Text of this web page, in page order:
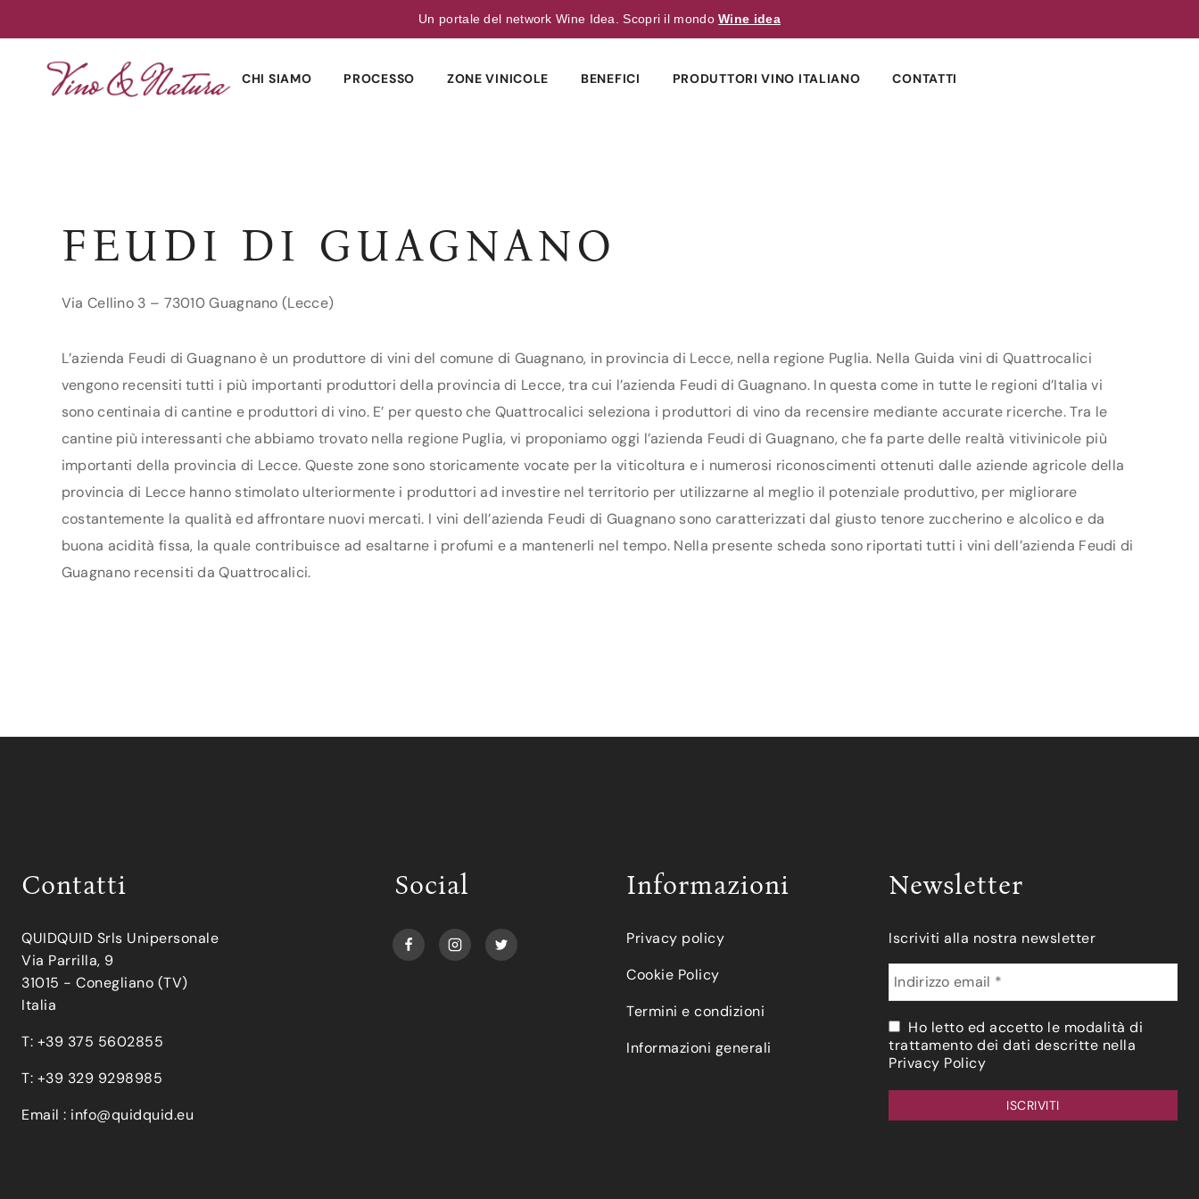
Un portale del network Wine Idea. Scopri il mondoWine idea
CHI SIAMO PROCESSO ZONE VINICOLE BENEFICI PRODUTTORI VINO ITALIANO CONTATTI
FEUDI DI GUAGNANO
Via Cellino 3 – 73010 Guagnano (Lecce)
L’azienda Feudi di Guagnano è un produttore di vini del comune di Guagnano, in provincia di Lecce, nella regione Puglia. Nella Guida vini di Quattrocalici
vengono recensiti tutti i più importanti produttori della provincia di Lecce, tra cui l’azienda Feudi di Guagnano. In questa come in tutte le regioni d’Italia vi
sono centinaia di cantine e produttori di vino. E’ per questo che Quattrocalici seleziona i produttori di vino da recensire mediante accurate ricerche. Tra le
cantine più interessanti che abbiamo trovato nella regione Puglia, vi proponiamo oggi l’azienda Feudi di Guagnano, che fa parte delle realtà vitivinicole più
importanti della provincia di Lecce. Queste zone sono storicamente vocate per la viticoltura e i numerosi riconoscimenti ottenuti dalle aziende agricole della
provincia di Lecce hanno stimolato ulteriormente i produttori ad investire nel territorio per utilizzarne al meglio il potenziale produttivo, per migliorare
costantemente la qualità ed affrontare nuovi mercati. I vini dell’azienda Feudi di Guagnano sono caratterizzati dal giusto tenore zuccherino e alcolico e da
buona acidità fissa, la quale contribuisce ad esaltarne i profumi e a mantenerli nel tempo. Nella presente scheda sono riportati tutti i vini dell’azienda Feudi di
Guagnano recensiti da Quattrocalici.
Contatti
QUIDQUID Srls Unipersonale
Via Parrilla, 9
31015 - Conegliano (TV)
Italia
T: +39 375 5602855
T: +39 329 9298985
Email : info@quidquid.eu
Social Informazioni
Privacy policy
Cookie Policy
Termini e condizioni
Informazioni generali
Newsletter
Iscriviti alla nostra newsletter
Ho letto ed accetto le modalità di
trattamento dei dati descritte nella
Privacy Policy